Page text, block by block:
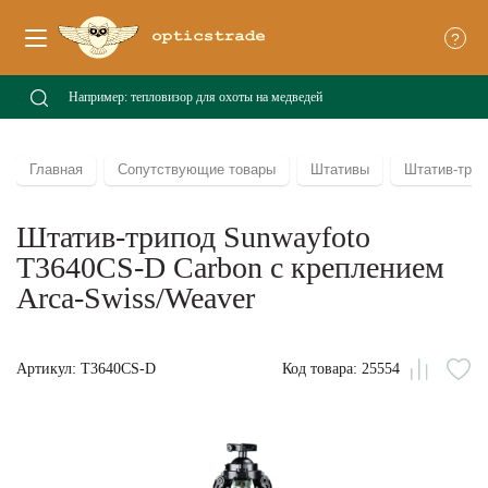
?
Главная Сопутствующие товары Штативы Штатив-
Штатив-трипод Sunwayfoto
T3640CS-D Carbon с креплением
Arca-Swiss/Weaver
Артикул: T3640CS-D Код товара: 25554